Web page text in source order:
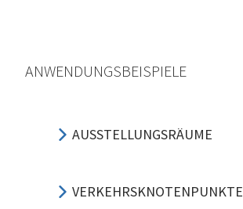
ANWENDUNGSBEISPIELE
AUSSTELLUNGSRÄUME
VERKEHRSKNOTENPUNKTE